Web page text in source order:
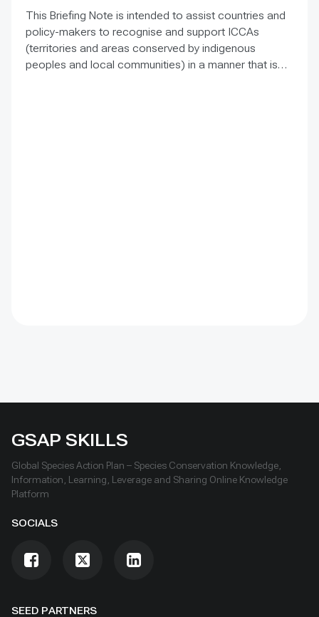
This Briefing Note is intended to assist countries and
policy-makers to recognise and support ICCAs
(territories and areas conserved by indigenous
peoples and local communities) in a manner that is
SEED PARTNERS
GSAP SKILLS
Global Species Action Plan – Species Conservation Knowledge,
Information, Learning, Leverage and Sharing Online Knowledge
Platform
SOCIALS